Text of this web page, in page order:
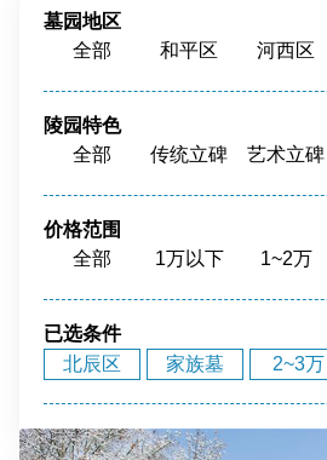
墓园地区
全部
和平区 河西区
西青区
静海区
宝坻区 宁河区
滨海新区
周边
陵园特色
全部
传统立碑 艺术立碑
骨灰寄存
花园环境
福泽之地
价格范围
全部
1万以下 1~2万
15~20万
已选条件
北辰区
家族墓 2~3万